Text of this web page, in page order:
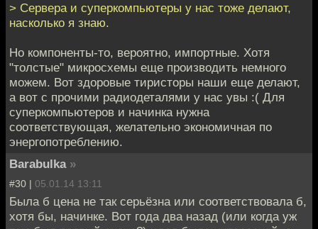
> Сервера и суперкомпьютеры у нас тоже делают,
насколько я знаю.
Но компоненты-то, вероятно, импортные. Хотя
"толстые" микросхемы еще производить немного
можем. Вот здоровые тиристоры наши еще делают,
а вот с прочими радиодеталями у нас увы :( Для
суперкомпьютеров и начинка нужна
соответствующая, желательно экономичная по
энергопотреблению.
Barabulka »
#30 | 05.01.14 13:11
Была б цена не так серьёзна или соответствовала б,
хотя бы, начинке. Вот года два назад (или когда уж